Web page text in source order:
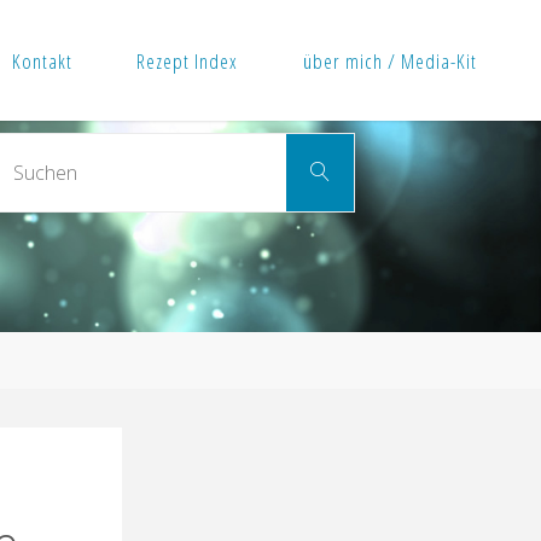
Kontakt Rezept Index über mich / Media-Kit
Suchen
nach:
Suchen